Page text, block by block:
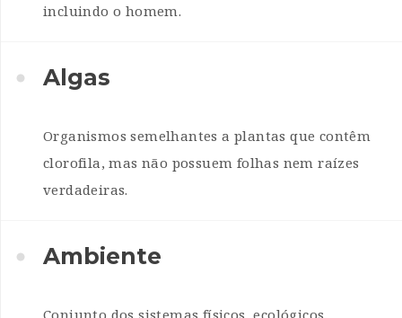
incluindo o homem.
Algas
Organismos semelhantes a plantas que contêm
clorofila, mas não possuem folhas nem raízes
verdadeiras.
Ambiente
Conjunto dos sistemas físicos, ecológicos,